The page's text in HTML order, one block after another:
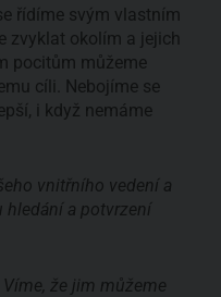
řídíme svým vlastním
zvyklat okolím a jejich
pocitům můžeme
cíli. Nebojíme se
i když nemáme
vnitřního vedení a
hledání a potvrzení
že jim můžeme